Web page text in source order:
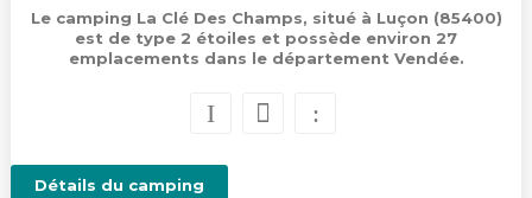
Le camping La Clé Des Champs, situé à Luçon (85400)
est de type 2 étoiles et possède environ 27
emplacements dans le département Vendée.
Détails du camping